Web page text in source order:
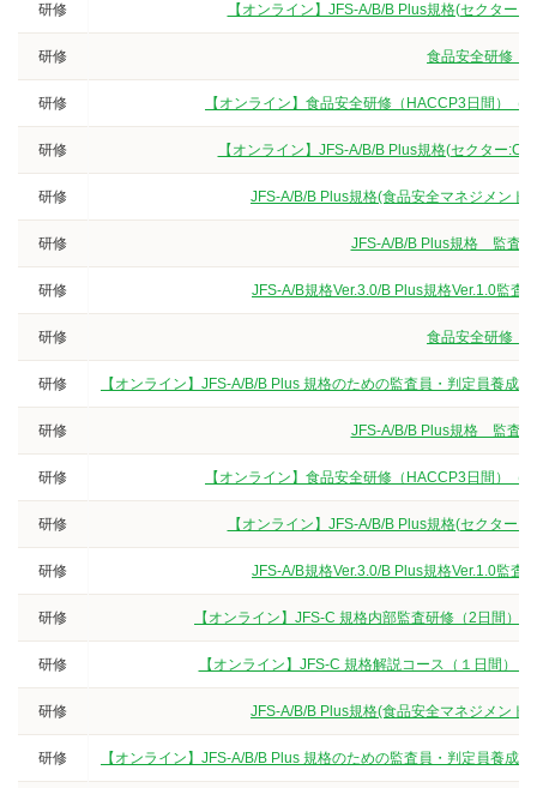
研修 【オンライン】JFS-A/B/B Plus規格(セクタ
研修 食品安全研修（
研修 【オンライン】食品安全研修（HACCP3日間）
研修 【オンライン】JFS-A/B/B Plus規格(セクター
研修 JFS-A/B/B Plus規格(食品安全マネジメント
研修 JFS-A/B/B Plus規格 監査員
研修 JFS-A/B規格Ver.3.0/B Plus規格Ver.1.0監
研修 食品安全研修（
研修 【オンライン】JFS-A/B/B Plus 規格のための監査員・判定員養
研修 JFS-A/B/B Plus規格 監査員
研修 【オンライン】食品安全研修（HACCP3日間）
研修 【オンライン】JFS-A/B/B Plus規格(セクタ
研修 JFS-A/B規格Ver.3.0/B Plus規格Ver.1.0監
研修 【オンライン】JFS-C 規格内部監査研修（2日間）
研修 【オンライン】JFS-C 規格解説コース（１日間）
研修 JFS-A/B/B Plus規格(食品安全マネジメント
研修 【オンライン】JFS-A/B/B Plus 規格のための監査員・判定員養